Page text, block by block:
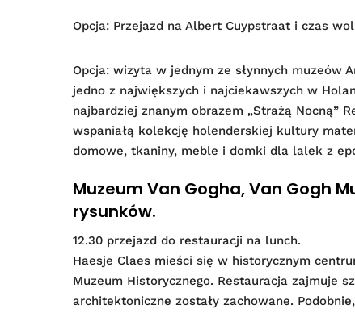
Opcja: Przejazd na Albert Cuypstraat i czas
Opcja: wizyta w jednym ze słynnych muzeów
jedno z największych i najciekawszych w
najbardziej znanym obrazem „Strażą Nocną”
wspaniałą kolekcję holenderskiej kultury
domowe, tkaniny, meble i domki dla lalek z
Muzeum Van Gogha, Van Gogh
rysunków.
12.30 przejazd do restauracji na lunch.
Haesje Claes mieści się w historycznym
Muzeum Historycznego. Restauracja zajmuje
architektoniczne zostały zachowane.